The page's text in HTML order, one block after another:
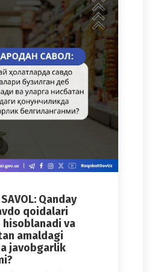
Qanday
qoidalari
va
amaldagi
javobgarlik